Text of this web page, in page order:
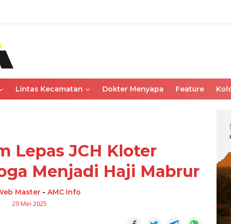
Lintas Kecamatan Dokter Menyapa Feature
Lepas JCH Kloter
Menjadi Haji Mabrur
Master -AMC Info
29 Mei 2025